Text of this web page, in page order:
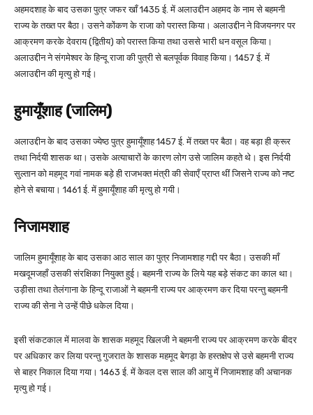
अहमदशाह के बाद उसका पुत्र जफर खाँ 1435 ई. में अलाउद्दीन अहमद के नाम से बहमनी
राज्य के तख्त पर बैठा। उसने कोंकण के राजा को परास्त किया। अलाउद्दीन ने विजयनगर पर
आक्रमण करके देवराय (द्वितीय) को परास्त किया तथा उससे भारी धन वसूल किया।
अलाउद्दीन ने संगमेश्वर के हिन्दू राजा की पुत्री से बलपूर्वक विवाह किया। 1457 ई. में
अलाउद्दीन की मृत्यु हो गई।
हुमायूँशाह (जालिम)
अलाउद्दीन के बाद उसका ज्येष्ठ पुत्र हुमायूँशाह 1457 ई. में तख्त पर बैठा। वह बड़ा ही क्रूर
तथा निर्दयी शासक था। उसके अत्याचारों के कारण लोग उसे जालिम कहते थे। इस निर्दयी
सुल्तान को महमूद गवां नामक बड़े ही राजभक्त मंत्री की सेवाएँ प्राप्त थीं जिसने राज्य को नष्ट
होने से बचाया। 1461 ई. में हुमायूँशाह की मृत्यु हो गयी।
निजामशाह
जालिम हुमायूँशाह के बाद उसका आठ साल का पुत्र निजामशाह गद्दी पर बैठा। उसकी माँ
मखदूमजहाँ उसकी संरक्षिका नियुक्त हुई। बहमनी राज्य के लिये यह बड़े संकट का काल था।
उड़ीसा तथा तेलंगाना के हिन्दू राजाओं ने बहमनी राज्य पर आक्रमण कर दिया परन्तु बहमनी
राज्य की सेना ने उन्हें पीछे धकेल दिया।
इसी संकटकाल में मालवा के शासक महमूद खिलजी ने बहमनी राज्य पर आक्रमण करके बीदर
पर अधिकार कर लिया परन्तु गुजरात के शासक महमूद बेगड़ा के हस्तक्षेप से उसे बहमनी राज्य
से बाहर निकाल दिया गया। 1463 ई. में केवल दस साल की आयु में निजामशाह की अचानक
मृत्यु हो गई।